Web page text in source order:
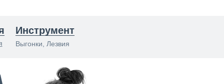
Инструмент
Выгонки, Лезвия